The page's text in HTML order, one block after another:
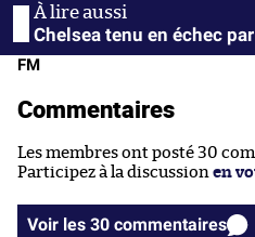
Chelsea tenu en échec
FM
Commentaires
Les membres ont posté 30
Participez à la discussion en
Voir les 30 commentaires